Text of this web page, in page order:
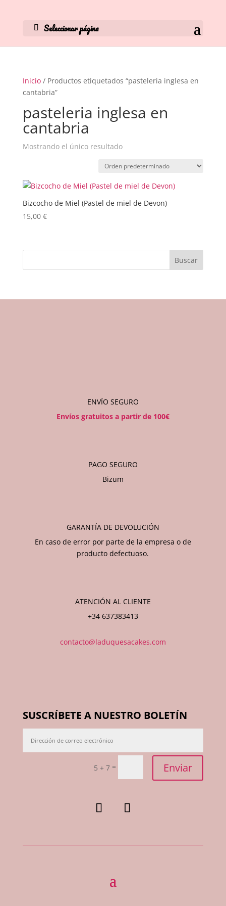
Seleccionar página
Inicio/ Productos etiquetados “pasteleria inglesa en
cantabria”
pasteleria inglesa en
cantabria
Mostrando el único resultado
Bizcocho de Miel (Pastel de miel de Devon)
15,00 €
Buscar
ENVÍO SEGURO
Envíos gratuitos a partir de 100€
PAGO SEGURO
Bizum
GARANTÍA DE DEVOLUCIÓN
En caso de error por parte de la empresa o de
producto defectuoso.
ATENCIÓN AL CLIENTE
+34 637383413
contacto@laduquesacakes.com
SUSCRÍBETE A NUESTRO BOLETÍN
5 + 7 = Enviar